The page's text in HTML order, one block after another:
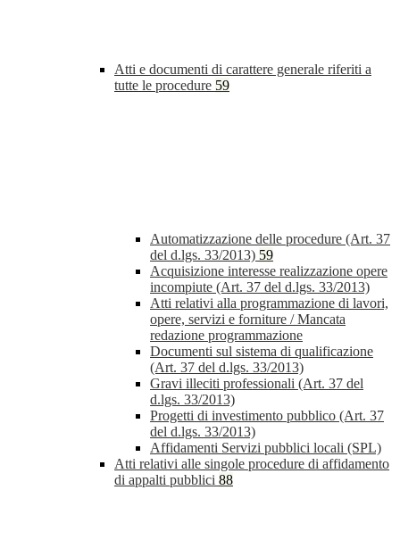
Atti e documenti di carattere generale riferiti a
tutte le procedure 59
Automatizzazione delle procedure (Art. 37
del d.lgs. 33/2013) 59
Acquisizione interesse realizzazione opere
incompiute (Art. 37 del d.lgs. 33/2013)
Atti relativi alla programmazione di lavori,
opere, servizi e forniture / Mancata
redazione programmazione
Documenti sul sistema di qualificazione
(Art. 37 del d.lgs. 33/2013)
Gravi illeciti professionali (Art. 37 del
d.lgs. 33/2013)
Progetti di investimento pubblico (Art. 37
del d.lgs. 33/2013)
Affidamenti Servizi pubblici locali (SPL)
Atti relativi alle singole procedure di affidamento
di appalti pubblici 88